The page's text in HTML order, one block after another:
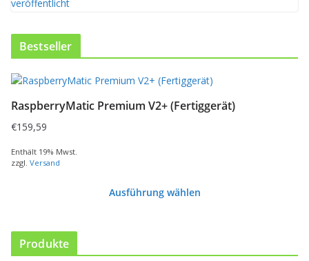
Bestseller
RaspberryMatic Premium V2+ (Fertiggerät)
€159,59
Enthält 19% Mwst.
zzgl. Versand
Ausführung wählen
D
e
s
s
P
t
Produkte